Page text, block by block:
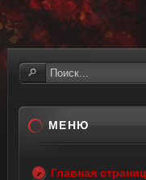
МЕНЮ
Главная